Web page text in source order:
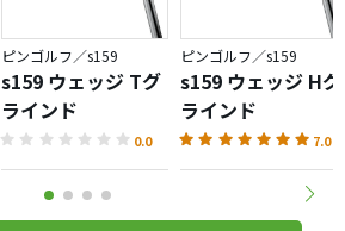
ピンゴルフ／s159
s159 ウェッジ Tグ
ラインド
0.0
ピンゴルフ／s159
s159 ウェッジ Hグ
ラインド
7.0